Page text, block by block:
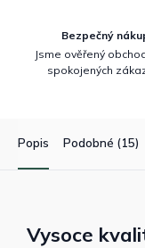
Bezpečný
Jsme ověřený
spokojených
Popis Podobné (15)
Vysoce